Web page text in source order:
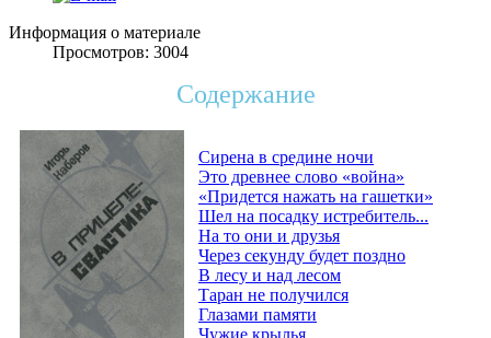
Информация о материале
Просмотров: 3004
Содержание
Сирена в средине ночи
Это древнее слово «война»
«Придется нажать на гашетки»
Шел на посадку истребитель...
На то они и друзья
Через секунду будет поздно
В лесу и над лесом
Таран не получился
Глазами памяти
Чужие крылья